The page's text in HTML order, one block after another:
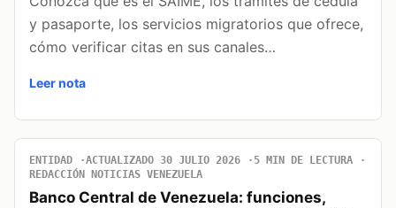
y pasaporte, los servicios migratorios que ofrece,
cómo verificar citas en sus canales…
Leer nota
ENTIDAD ACTUALIZADO 30 JULIO 2026
5 MIN DE LECTURA
REDACCIÓN NOTICIAS VENEZUELA
Banco Central de Venezuela: funciones,